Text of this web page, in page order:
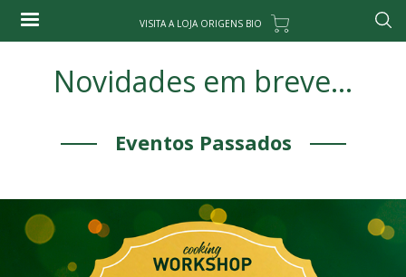
para
conteúdo
principal
VISITA A LOJA ORIGENS BIO
Novidades em breve...
Eventos Passados